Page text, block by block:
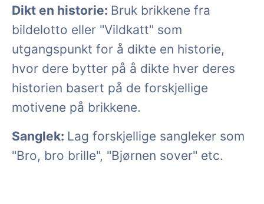
Dikt en historie: Bruk brikkene fra
bildelotto eller "Vildkatt" som
utgangspunkt for å dikte en historie,
hvor dere bytter på å dikte hver deres
historien basert på de forskjellige
motivene på brikkene.
Sanglek: Lag forskjellige sangleker som
"Bro, bro brille", "Bjørnen sover" etc.